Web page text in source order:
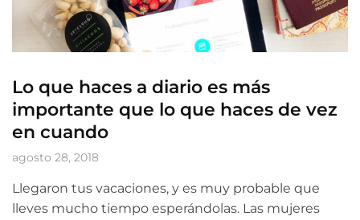
Lo que haces a diario es más
importante que lo que haces de vez
en cuando
agosto 28, 2018
Llegaron tus vacaciones, y es muy probable que
lleves mucho tiempo esperándolas. Las mujeres